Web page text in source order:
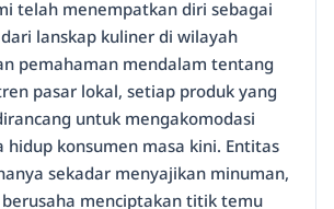
telah menempatkan diri sebagai
lanskap kuliner di wilayah
pemahaman mendalam tentang
pasar lokal, setiap produk yang
untuk mengakomodasi
hidup konsumen masa kini. Entitas
sekadar menyajikan minuman,
menciptakan titik temu